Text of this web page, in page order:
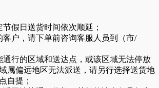
假日送货时间依次顺延；
客户，请下单前咨询客服人员到（市/
通行的区域和送达点，或该区域无法停放
属偏远地区无法派送，请另行选择送货地
自提；